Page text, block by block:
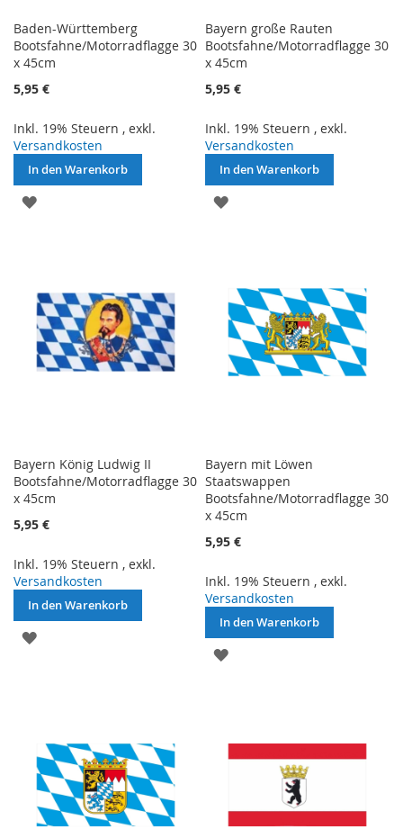
Baden-Württemberg
Bootsfahne/Motorradflagge 30
x 45cm
5,95 €
Inkl. 19% Steuern , exkl.
Versandkosten
In den Warenkorb
ZUR
Bayern große Rauten
Bootsfahne/Motorradflagge 30
x 45cm
5,95 €
Inkl. 19% Steuern ,exkl.
Versandkosten
In den Warenkorb
ZUR
Bayern König Ludwig II
Bootsfahne/Motorradflagge 30
x 45cm
5,95 €
Inkl. 19% Steuern , exkl.
Versandkosten
In den Warenkorb
ZUR
Bayern mit Löwen
Staatswappen
Bootsfahne/Motorradflagge 30
x 45cm
5,95 €
Inkl. 19% Steuern ,exkl.
Versandkosten
In den Warenkorb
ZUR